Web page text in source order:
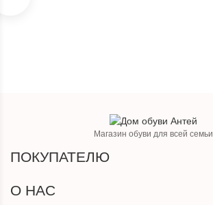
Магазин обуви для всей семьи
ПОКУПАТЕЛЮ
О НАС